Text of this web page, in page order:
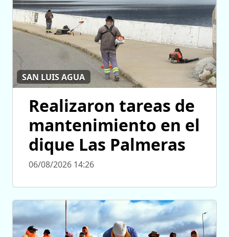
SAN LUIS AGUA
Realizaron tareas de
mantenimiento en el
dique Las Palmeras
06/08/2026 14:26